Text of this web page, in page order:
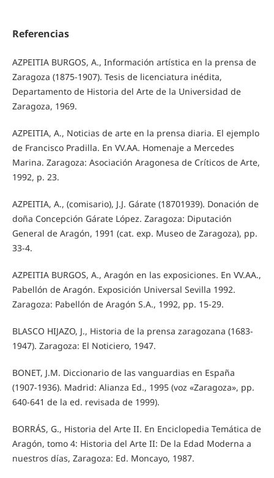
Referencias
AZPEITIA BURGOS, A., Información artística en la prensa de
Zaragoza (1875-1907). Tesis de licenciatura inédita,
Departamento de Historia del Arte de la Universidad de
Zaragoza, 1969.
AZPEITIA, A., Noticias de arte en la prensa diaria. El ejemplo
de Francisco Pradilla. En VV.AA. Homenaje a Mercedes
Marina. Zaragoza: Asociación Aragonesa de Críticos de Arte,
1992, p. 23.
AZPEITIA, A., (comisario), J.J. Gárate (18701939). Donación de
doña Concepción Gárate López. Zaragoza: Diputación
General de Aragón, 1991 (cat. exp. Museo de Zaragoza), pp.
33-4.
AZPEITIA BURGOS, A., Aragón en las exposiciones. En VV.AA.,
Pabellón de Aragón. Exposición Universal Sevilla 1992.
Zaragoza: Pabellón de Aragón S.A., 1992, pp. 15-29.
BLASCO HIJAZO, J., Historia de la prensa zaragozana (1683-
1947). Zaragoza: El Noticiero, 1947.
BONET, J.M. Diccionario de las vanguardias en España
(1907-1936). Madrid: Alianza Ed., 1995 (voz «Zaragoza», pp.
640-641 de la ed. revisada de 1999).
BORRÁS, G., Historia del Arte II. En Enciclopedia Temática de
Aragón, tomo 4: Historia del Arte II: De la Edad Moderna a
nuestros días, Zaragoza: Ed. Moncayo, 1987.